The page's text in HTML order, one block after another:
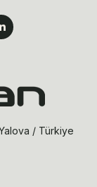
/ Türkiye